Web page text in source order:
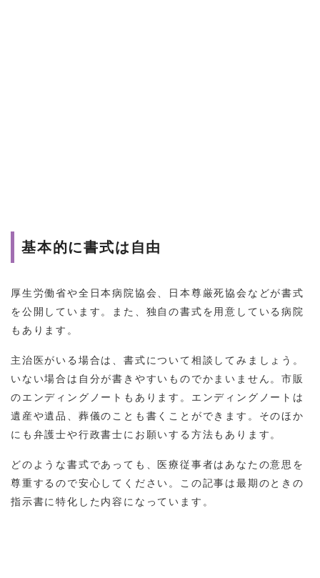
基本的に書式は自由
厚生労働省や全日本病院協会、日本尊厳死協会などが書式
を公開しています。また、独自の書式を用意している病院
もあります。
主治医がいる場合は、書式について相談してみましょう。
いない場合は自分が書きやすいものでかまいません。市販
のエンディングノートもあります。エンディングノートは
遺産や遺品、葬儀のことも書くことができます。そのほか
にも弁護士や行政書士にお願いする方法もあります。
どのような書式であっても、医療従事者はあなたの意思を
尊重するので安心してください。この記事は最期のときの
指示書に特化した内容になっています。